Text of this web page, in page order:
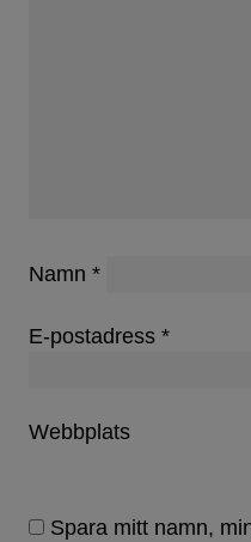
Namn *
E-postadress *
Webbplats
Spara mitt namn,